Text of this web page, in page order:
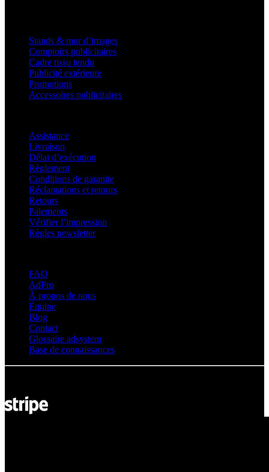
Stands & mur d’images
Comptoirs publicitaires
Cadre tissu tendu
Publicité extérieure
Promotions
Accessoires publicitaires
Assistance
Livraison
Délai d’exécution
Règlement
Conditions de garantie
Réclamations et retours
Retours
Paiements
Vérifier l’impression
Règles newsletter
FAQ
AdPro
À propos de nous
Équipe
Blog
Contact
Glossaire adsystem
Base de connaissances